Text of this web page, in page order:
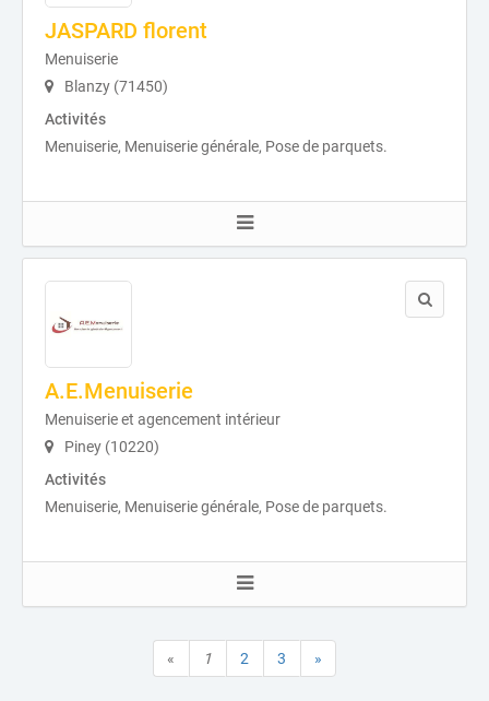
JASPARD florent
Menuiserie
Blanzy (71450)
Activités
Menuiserie, Menuiserie générale, Pose de parquets.
A.E.Menuiserie
Menuiserie et agencement intérieur
Piney (10220)
Activités
Menuiserie, Menuiserie générale, Pose de parquets.
« 1 2 3 »